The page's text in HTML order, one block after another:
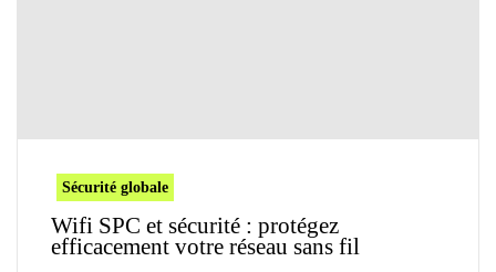
Sécurité globale
Wifi SPC et sécurité : protégez
efficacement votre réseau sans fil